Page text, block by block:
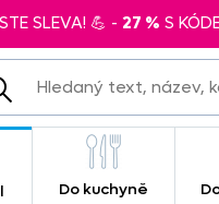
SLEVA! 💪 - 27 % S
Do kuchyně